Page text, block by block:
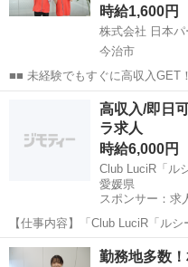
時給1,600円
株式会社 日本
今治市
■■ 未経験でもすぐに高収入GET
なので、すぐに高収入!! 社員登
なんてキャリアアップも目指せます!! ■■ 来社不要！カンタン
録!! ■■...
今治市 店長
高収入/即日
ラ求人
時給6,000円
Club LuciR「ル
愛媛県
スポンサー：求
【仕事内容】「Club LuciR「ル
事はこちら まずはお客様に笑顔
一緒に楽しくおしゃべり 最後も
アルバイト・パート
勤務地多数